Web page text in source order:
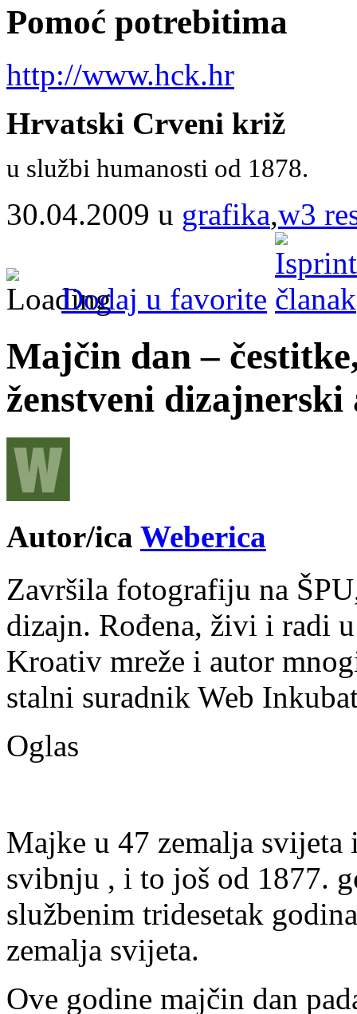
Pomoć potrebitima
http://www.hck.hr
Hrvatski Crveni križ
u službi humanosti od 1878.
30.04.2009 u grafika,w3
Dodaj u favorite
Majčin dan –
ženstveni dizajnerski
Autor/ica Weberica
Završila fotografiju na
dizajn. Rođena, živi i radi
Kroativ mreže i autor
stalni suradnik Web
Oglas
Majke u 47 zemalja
svibnju , i to još od 1877.
službenim tridesetak
zemalja svijeta.
Ove godine majčin dan